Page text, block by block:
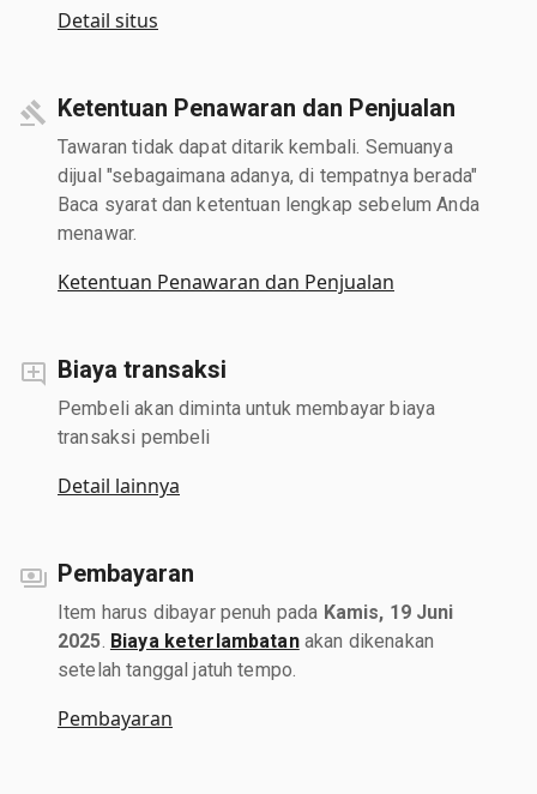
Detail situs
Ketentuan Penawaran dan Penjualan
Tawaran tidak dapat ditarik kembali. Semuanya
dijual "sebagaimana adanya, di tempatnya berada"
Baca syarat dan ketentuan lengkap sebelum Anda
menawar.
Ketentuan Penawaran dan Penjualan
Biaya transaksi
Pembeli akan diminta untuk membayar biaya
transaksi pembeli
Detail lainnya
Pembayaran
Item harus dibayar penuh pada Kamis, 19 Juni
2025 Biaya keterlambatanakan dikenakan
setelah tanggal jatuh tempo.
Pembayaran